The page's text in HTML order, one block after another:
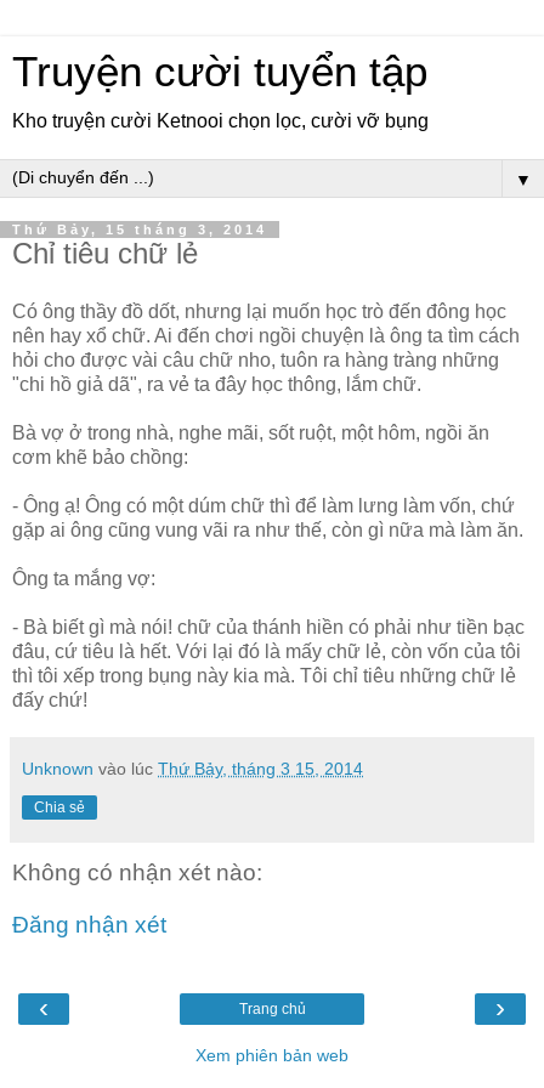
Truyện cười tuyển tập
Kho truyện cười Ketnooi chọn lọc, cười vỡ bụng
▼
Thứ Bảy, 15 tháng 3, 2014
Chỉ tiêu chữ lẻ
Có ông thầy đồ dốt, nhưng lại muốn học trò đến đông học
nên hay xổ chữ. Ai đến chơi ngồi chuyện là ông ta tìm cách
hỏi cho được vài câu chữ nho, tuôn ra hàng tràng những
"chi hồ giả dã", ra vẻ ta đây học thông, lắm chữ.
Bà vợ ở trong nhà, nghe mãi, sốt ruột, một hôm, ngồi ăn
cơm khẽ bảo chồng:
- Ông ạ! Ông có một dúm chữ thì để làm lưng làm vốn, chứ
gặp ai ông cũng vung vãi ra như thế, còn gì nữa mà làm ăn.
Ông ta mắng vợ:
- Bà biết gì mà nói! chữ của thánh hiền có phải như tiền bạc
đâu, cứ tiêu là hết. Với lại đó là mấy chữ lẻ, còn vốn của tôi
thì tôi xếp trong bụng này kia mà. Tôi chỉ tiêu những chữ lẻ
đấy chứ!
Unknown vào lúc Thứ Bảy, tháng 3 15, 2014
Chia sẻ
Không có nhận xét nào:
Đăng nhận xét
‹ ›
Trang chủ
Xem phiên bản web